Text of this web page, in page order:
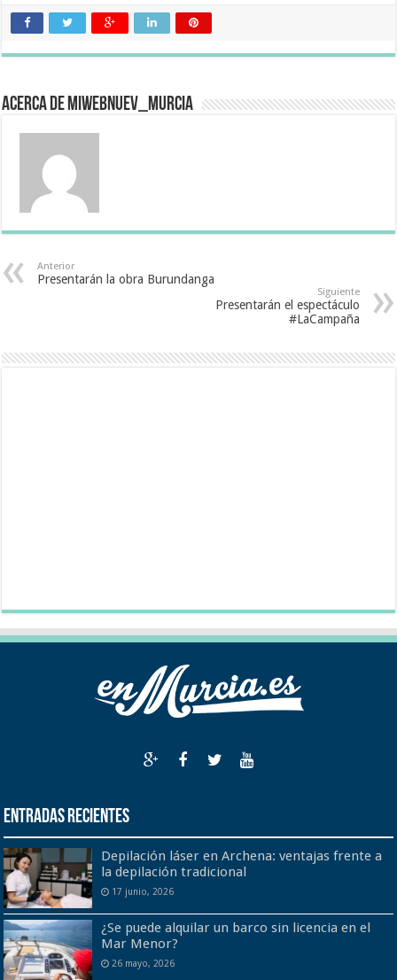
Acerca de miwebnuev_murcia
Anterior
Presentarán la obra Burundanga
Siguiente
Presentarán el espectáculo
#LaCampaña
Entradas recientes
Depilación láser en Archena: ventajas frente a
la depilación tradicional
17 junio, 2026
¿Se puede alquilar un barco sin licencia en el
Mar Menor?
26 mayo, 2026